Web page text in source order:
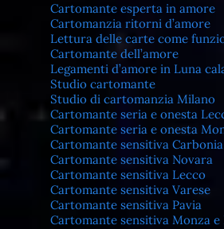
Cartomante esperta in amore
Cartomanzia ritorni d’amore
Lettura delle carte come
Cartomante dell’amore
Legamenti d’amore in Luna
Studio cartomante
Studio di cartomanzia Milano
Cartomante seria e onesta
Cartomante seria e onesta
Cartomante sensitiva
Cartomante sensitiva Novara
Cartomante sensitiva Lecco
Cartomante sensitiva Varese
Cartomante sensitiva Pavia
Cartomante sensitiva Monza e